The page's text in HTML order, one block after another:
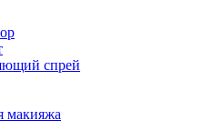
спрей
макияжа